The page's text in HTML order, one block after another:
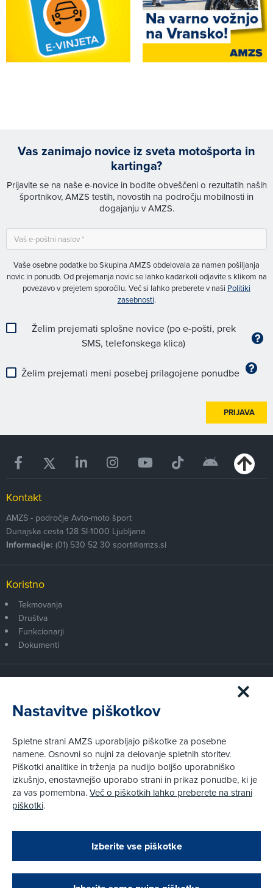
Zapri
Podarjamo vam 10 €!
Obstoječi in novi AMZS člani, ki boste v AMZS
opravili registracijo vozila, boste prejeli
Vas zanimajo novice iz sveta motošporta in
kartinga?
Prijavite se na naše e-novice in bodite obveščeni o rezultatih naših
športnikov, AMZS testih, novostih na področju mobilnosti in
dogajanju v AMZS.
Vaše osebne podatke bo Skupina AMZS obdelovala za namen pošiljanja
novic in ponudb. Od prejemanja novic se lahko kadarkoli odjavite s klikom na
povezavo v prejetem sporočilu. Več si lahko preberete v naši Politiki
zasebnosti.
Želim prejemati splošne novice (po e-pošti, prek
SMS, telefonskega klica)
Želim prejemati meni posebej prilagojene ponudbe
PRIJAVA
Kontakt
AMZS - področje Avto-moto šport
Dunajska cesta 128 SI-1000 Ljubljana
Informacije: (01) 530 52 30 sport@amzs.si
Koristno
Tekmovanja
Društva
Funkcionarji
Dokumenti
Postanite član AMZS
Zakaj (p)ostati član?
Kako vam pomagamo
Pravni vidiki
Piškotki
Pravno obvestilo
Pri spletni včlanitvi so podprta naslednja plačilna sredstva:
Nastavitve piškotkov
Spletne strani AMZS uporabljajo piškotke za posebne
namene. Osnovni so nujni za delovanje spletnih storitev.
Piškotki analitike in trženja pa nudijo boljšo uporabniško
izkušnjo, enostavnejšo uporabo strani in prikaz ponudbe, ki je
za vas pomembna.Več o piškotkih lahko preberete na strani
piškotki.
Izberite vse piškotke